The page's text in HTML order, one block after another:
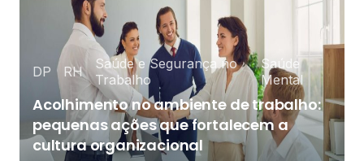
DP RH
Saúde e Segurança no
Trabalho
Saúde
Mental
Acolhimento no ambiente de trabalho:
pequenas ações que fortalecem a
cultura organizacional